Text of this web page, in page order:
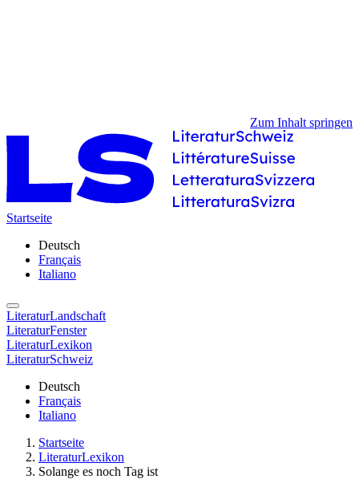
Zum Inhalt springen
Startseite
Deutsch
Français
Italiano
LiteraturLandschaft
LiteraturFenster
LiteraturLexikon
LiteraturSchweiz
Deutsch
Français
Italiano
Startseite
LiteraturLexikon
Solange es noch Tag ist